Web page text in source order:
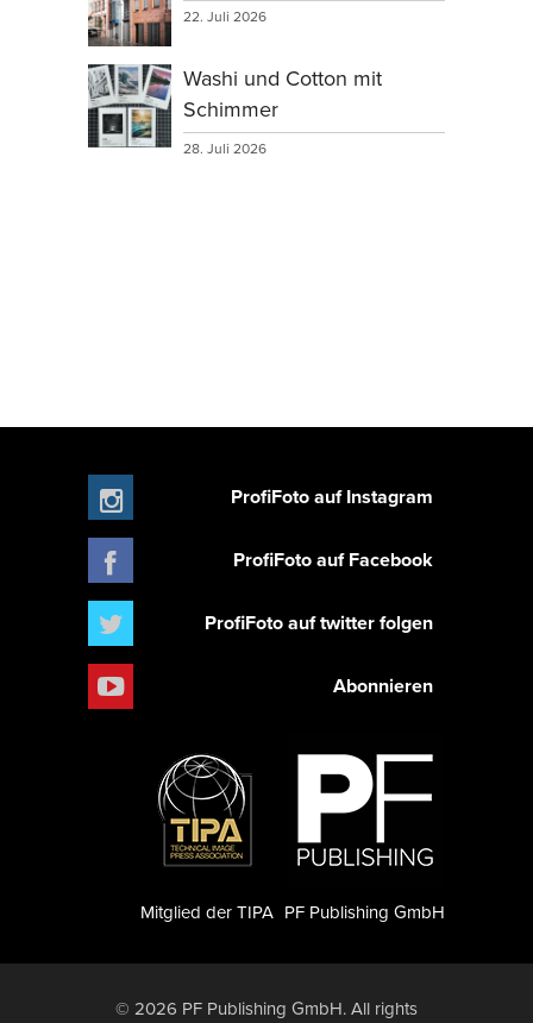
22. Juli 2026
Washi und Cotton mit
Schimmer
28. Juli 2026
ProfiFoto auf Instagram
ProfiFoto auf Facebook
ProfiFoto auf twitter folgen
Abonnieren
PF Publishing GmbH
Mitglied der TIPA
© 2026 PF Publishing GmbH. All rights